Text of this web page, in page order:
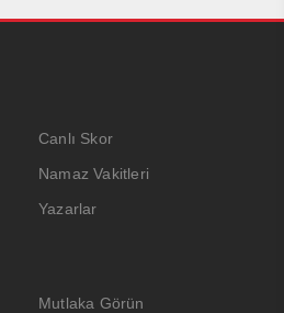
Canlı Skor
Namaz Vakitleri
Yazarlar
Mutlaka Görün